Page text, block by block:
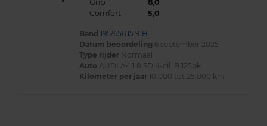
Grip
8,0
Comfort
5,0
Band 195/65R15 91H
Datum beoordeling 6 september 2025
Type rijder Normaal
Auto AUDI A4 1.8 SD 4-cil. B 125pk
Kilometer per jaar 10.000 tot 25.000 km